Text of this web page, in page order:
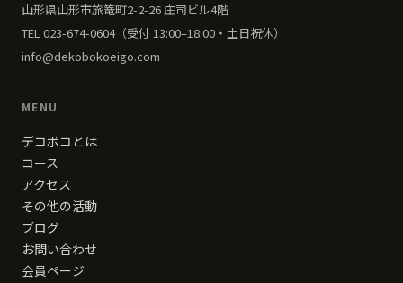
山形県山形市旅篭町2-2-26 庄司ビル4階
TEL 023-674-0604（受付 13:00–18:00・土日祝休）
info@dekobokoeigo.com
MENU
デコボコとは
コース
アクセス
その他の活動
ブログ
お問い合わせ
会員ページ